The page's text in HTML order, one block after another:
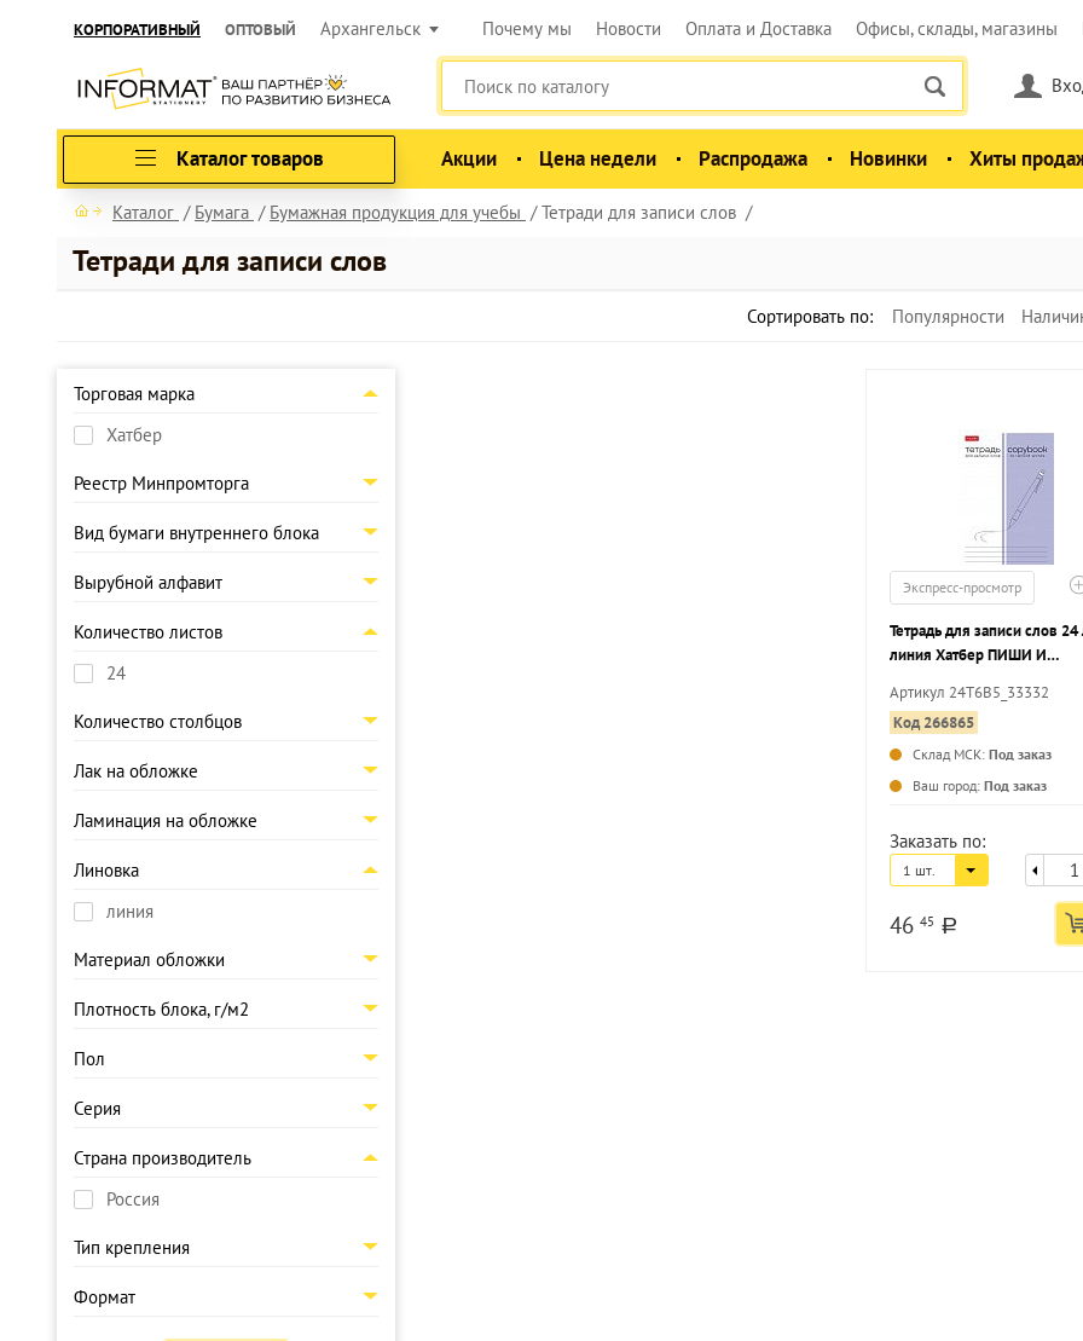
КОРПОРАТИВНЫЙ ОПТОВЫЙ Архангельск Почему мы Новости Оплата и Доставка Офисы, склады, магазины
Каталог товаров Акции Цена недели Распродажа Новинки Хиты
Каталог Бумага Бумажная продукция для учебы Тетради для записи слов
Тетради для записи слов
Сортировать по: Популярности
Торговая марка
Хатбер
Реестр Минпромторга
Вид бумаги внутреннего блока
Вырубной алфавит
Количество листов
24
Количество столбцов
Лак на обложке
Ламинация на обложке
Линовка
линия
Материал обложки
Плотность блока, г/м2
Пол
Серия
Страна производитель
Россия
Тип крепления
Формат
Экспресс-просмотр
Тетрадь для записи слов
линия Хатбер ПИШИ И
картон, на скрепке
Артикул 24Т6В5_33332
Код 266865
Склад МСК: Под заказ
Ваш город: Под заказ
Заказать по:
1 шт.
46 45 a